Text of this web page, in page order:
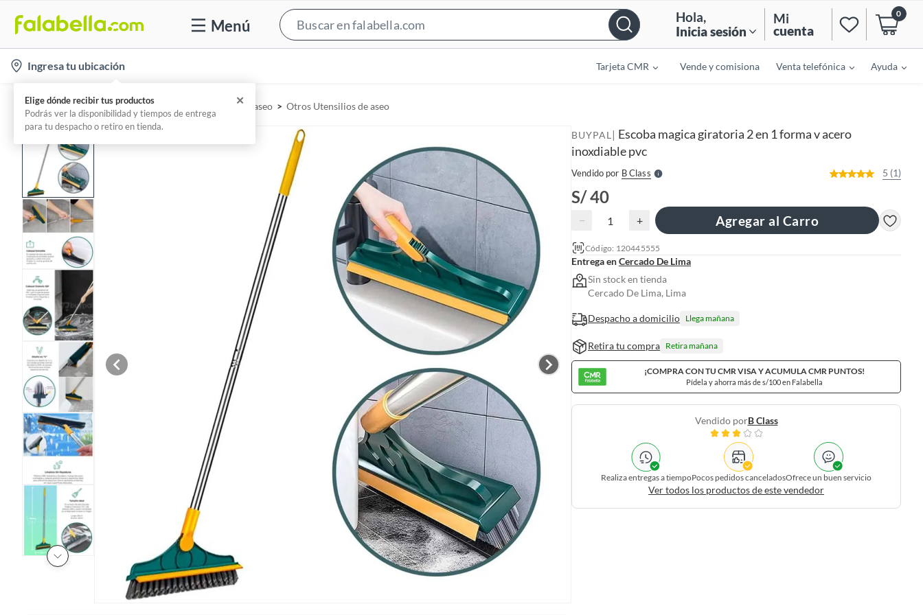
Menú
e
Hola,
Inicia sesión
Mi
cuenta
0
Ingresa tu ubicación Tarjeta CMR Vende y comisiona Venta telefónica Ayuda
Home Utiles de aseo y limpieza - Utensilios de aseo Otros Utensilios de aseo
BUYPAL | Escoba magica giratoria 2 en 1 forma v acero
inoxdiable pvc
Vendido por B ClassS
e
r
5 (1)
S/ 40
− + Agregar al Carro
Código: 120445555
Entrega enCercado De Lima
Sin stock en tienda
Cercado De Lima, Lima
Despacho a domicilio Llega mañana
Retira tu compra Retira mañana
¡COMPRA CON TU CMR VISA Y ACUMULA CMR PUNTOS!
Pídela y ahorra más de s/100 en Falabella
Vendido porB Class
Realiza entregas a tiempoPocos pedidos canceladosOfrece un buen servicio
Ver todos los productos de este vendedor